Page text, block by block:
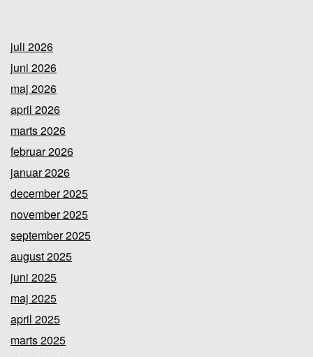
juli 2026
juni 2026
maj 2026
april 2026
marts 2026
februar 2026
januar 2026
december 2025
november 2025
september 2025
august 2025
juni 2025
maj 2025
april 2025
marts 2025